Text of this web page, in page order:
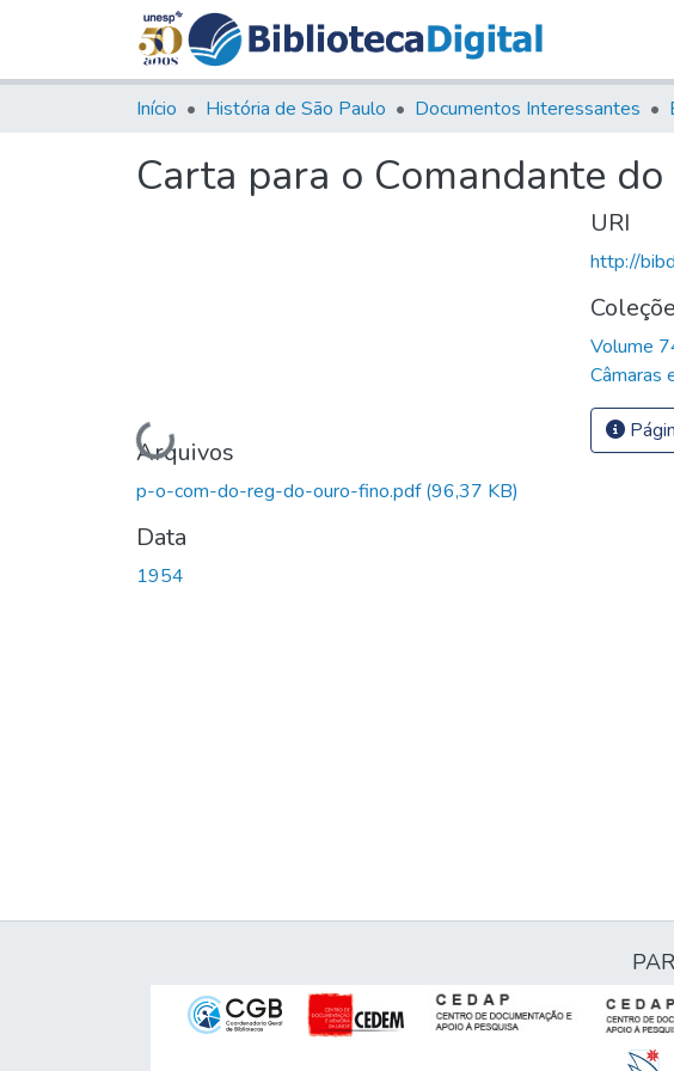
Início História de São Paulo Documentos Interessantes
Carta para o Comandante
Carregando...
Arquivos
p-o-com-do-reg-do-ouro-fino.pdf(96,37 KB)
Data
1954
URI
http://
Volume
Câmaras